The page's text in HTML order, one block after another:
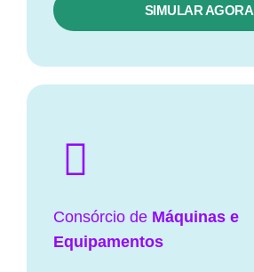
SIMULAR AGORA
Consórcio de Máquinas e
Equipamentos